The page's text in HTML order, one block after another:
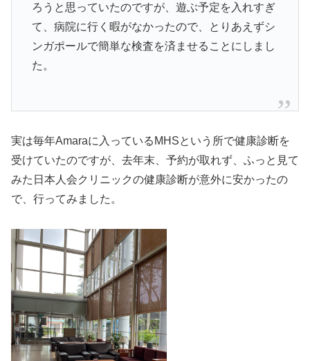
ろうと思っていたのですが、遊ぶ予定を入れすぎ
て、病院に行く暇がなかったので、とりあえずシ
ンガポールで簡単な検査を済ませることにしまし
た。
実は毎年Amaraに入っているMHSという所で健康診断を
受けていたのですが、去年末、予約が取れず、ふっと見て
みた日本人会クリニックの健康診断が意外に安かったの
で、行ってみました。